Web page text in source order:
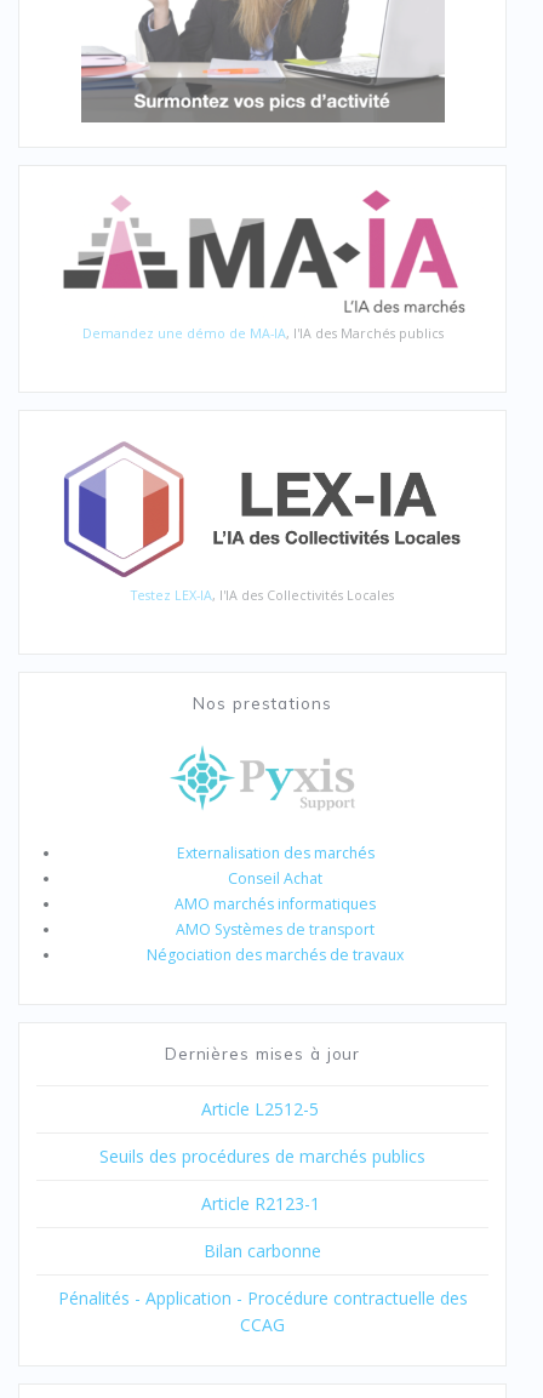
Demandez une démo de MA-IA, l'IA des Marchés publics
Testez LEX-IA, l'IA des Collectivités Locales
Nos prestations
Externalisation des marchés
Conseil Achat
AMO marchés informatiques
AMO Systèmes de transport
Négociation des marchés de travaux
Dernières mises à jour
Article L2512-5
Seuils des procédures de marchés publics
Article R2123-1
Bilan carbonne
Pénalités - Application - Procédure contractuelle des
CCAG